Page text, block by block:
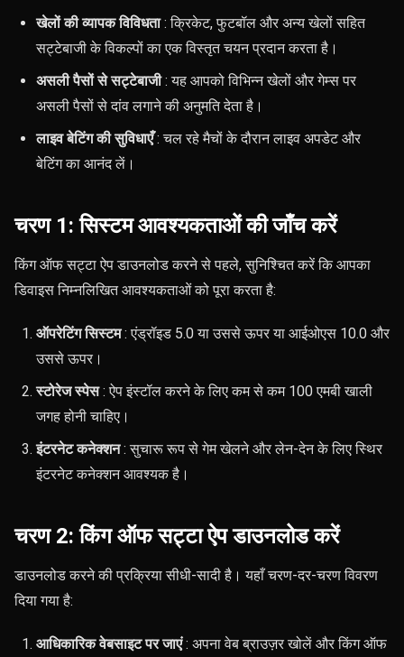
खेलों की व्यापक विविधता: क्रिकेट, फुटबॉल और अन्य खेलों सहित
सट्टेबाजी के विकल्पों का एक विस्तृत चयन प्रदान करता है।
असली पैसों से सट्टेबाजी: यह आपको विभिन्न खेलों और गेम्स पर
असली पैसों से दांव लगाने की अनुमति देता है।
लाइव बेटिंग की सुविधाएँ: चल रहे मैचों के दौरान लाइव अपडेट और
बेटिंग का आनंद लें।
चरण 1: सिस्टम आवश्यकताओं की जाँच करें
किंग ऑफ सट्टा ऐप डाउनलोड करने से पहले, सुनिश्चित करें कि आपका
डिवाइस निम्नलिखित आवश्यकताओं को पूरा करता है:
ऑपरेटिंग सिस्टम: एंड्रॉइड 5.0 या उससे ऊपर या आईओएस 10.0 और
उससे ऊपर।
स्टोरेज स्पेस: ऐप इंस्टॉल करने के लिए कम से कम 100 एमबी खाली
जगह होनी चाहिए।
इंटरनेट कनेक्शन: सुचारू रूप से गेम खेलने और लेन-देन के लिए स्थिर
इंटरनेट कनेक्शन आवश्यक है।
चरण 2: किंग ऑफ सट्टा ऐप डाउनलोड करें
डाउनलोड करने की प्रक्रिया सीधी-सादी है। यहाँ चरण-दर-चरण विवरण
दिया गया है:
आधिकारिक वेबसाइट पर जाएं: अपना वेब ब्राउज़र खोलें और किंग ऑफ